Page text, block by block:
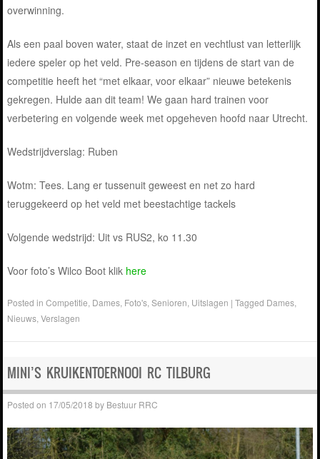
overwinning.
Als een paal boven water, staat de inzet en vechtlust van letterlijk
iedere speler op het veld. Pre-season en tijdens de start van de
competitie heeft het “met elkaar, voor elkaar” nieuwe betekenis
gekregen. Hulde aan dit team! We gaan hard trainen voor
verbetering en volgende week met opgeheven hoofd naar Utrecht.
Wedstrijdverslag: Ruben
Wotm: Tees. Lang er tussenuit geweest en net zo hard
teruggekeerd op het veld met beestachtige tackels
Volgende wedstrijd: Uit vs RUS2, ko 11.30
Voor foto’s Wilco Boot klik here
Posted inCompetitie Dames Foto's ,Senioren Uitslagen |Tagged Dames
Nieuws ,Verslagen
MINI’S KRUIKENTOERNOOI RC TILBURG
Posted on 17/05/2018 by Bestuur RRC